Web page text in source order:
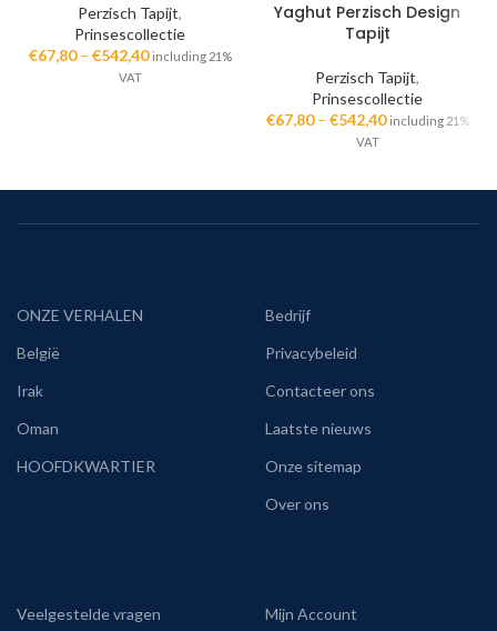
Perzisch Tapijt,
Prinsescollectie
€67,80– €542,40 including 21%
VAT
Yaghut Perzisch Design
Tapijt
Perzisch Tapijt,
Prinsescollectie
€67,80– €542,40 including 21%
VAT
ONZE VERHALEN
België
Irak
Oman
HOOFDKWARTIER
Bedrijf
Privacybeleid
Contacteer ons
Laatste nieuws
Onze sitemap
Over ons
Veelgestelde vragen
Mijn Account